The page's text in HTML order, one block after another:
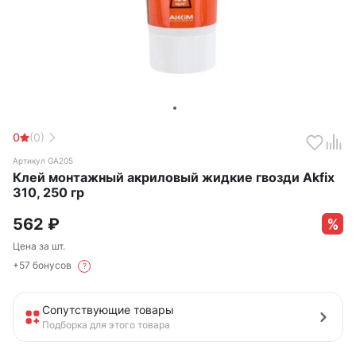
0 (0)
Артикул GA205
Клей монтажный акриловый жидкие гвозди Akfix
310, 250 гр
562 ₽
Цена за шт.
+57 бонусов
?
Сопутствующие товары
Подборка для этого товара